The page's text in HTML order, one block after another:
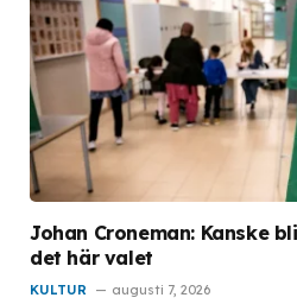
Johan Croneman: Kanske
det här valet
KULTUR augusti 7, 2026